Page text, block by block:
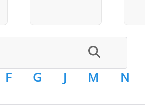
F G J M N